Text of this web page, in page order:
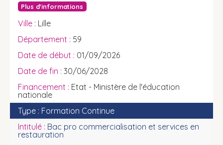
Plus d'informations
Lille
59
01/09/2026
30/06/2028
Etat - Ministère de l'éducation
nationale
Formation Continue
Bac pro commercialisation et services en
restauration